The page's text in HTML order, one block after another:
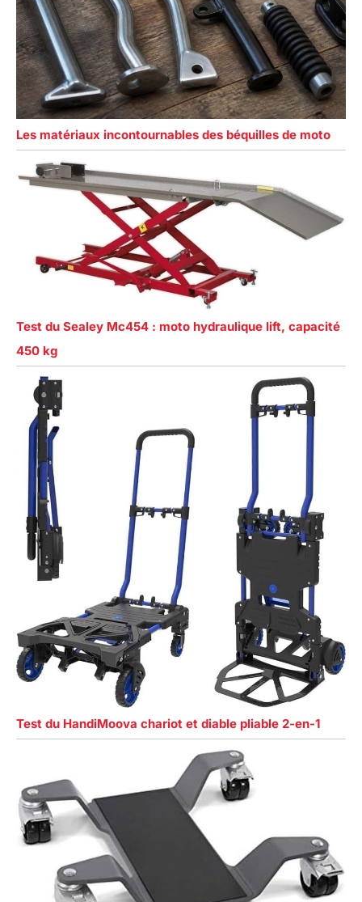
Les matériaux incontournables des béquilles de moto
Test du Sealey Mc454 : moto hydraulique lift, capacité
450 kg
Test du HandiMoova chariot et diable pliable 2-en-1